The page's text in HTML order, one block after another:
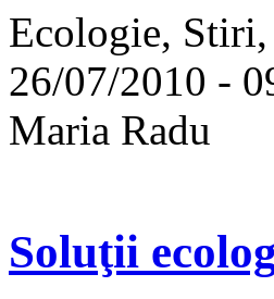
Ecologie,
26/07/2010 -
Maria Radu
Soluţii